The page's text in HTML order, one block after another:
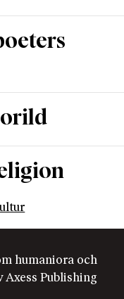
humaniora och
Axess Publishing